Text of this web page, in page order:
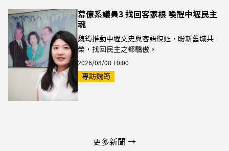
幕僚系議員3 找回客家根 喚醒中壢民主
魂
魏筠推動中壢文史與客語復甦，盼新舊城共
榮，找回民主之都驕傲。
2026/08/08 10:00
專訪魏筠
更多新聞 →